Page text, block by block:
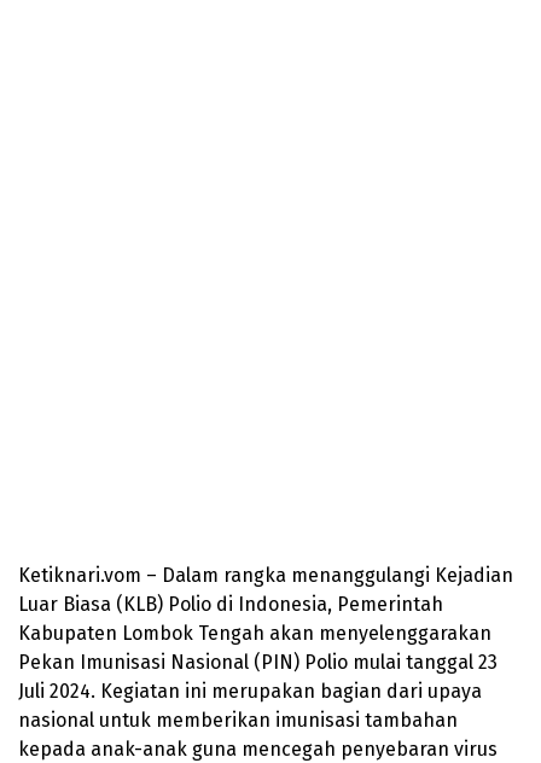
Ketiknari.vom – Dalam rangka menanggulangi Kejadian
Luar Biasa (KLB) Polio di Indonesia, Pemerintah
Kabupaten Lombok Tengah akan menyelenggarakan
Pekan Imunisasi Nasional (PIN) Polio mulai tanggal 23
Juli 2024. Kegiatan ini merupakan bagian dari upaya
nasional untuk memberikan imunisasi tambahan
kepada anak-anak guna mencegah penyebaran virus